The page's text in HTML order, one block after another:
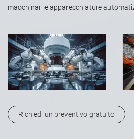
macchinari e apparecchiature
Richiedi un preventivo gratuito